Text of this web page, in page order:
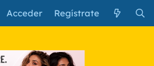
Acceder Regístrate